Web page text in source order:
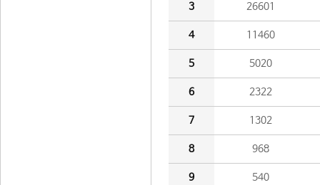
3 26601
4 11460
5 5020
6 2322
7 1302
8 968
9 540